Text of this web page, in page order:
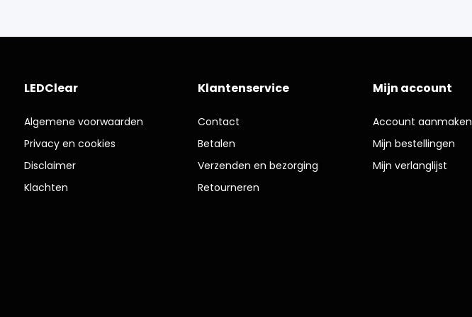
LEDClear
Algemene voorwaarden
Privacy en cookies
Disclaimer
Klachten
Klantenservice
Contact
Betalen
Verzenden en bezorging
Retourneren
Mijn account
Account aanmaken
Mijn bestellingen
Mijn verlanglijst